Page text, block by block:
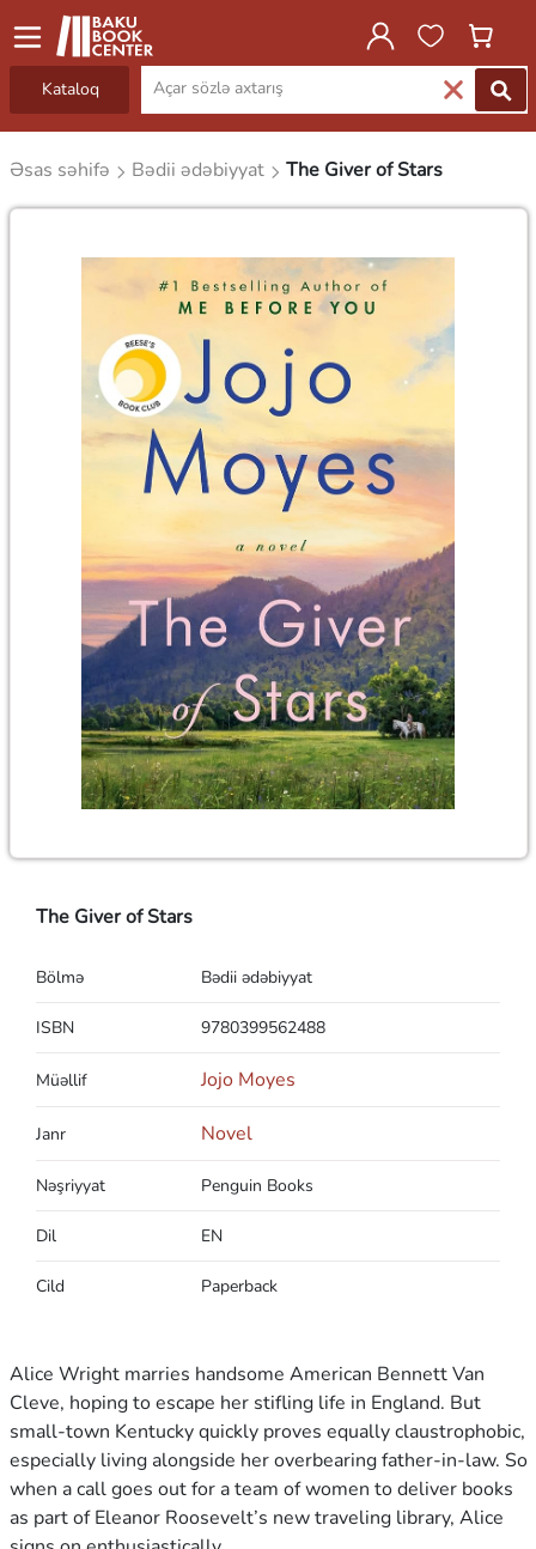
Kataloq
Əsas səhifə Bədii ədəbiyyat The Giver of Stars
The Giver of Stars
Bölmə Bədii ədəbiyyat
ISBN 9780399562488
Müəllif Jojo Moyes
Janr Novel
Nəşriyyat Penguin Books
Dil EN
Cild Paperback
Alice Wright marries handsome American Bennett Van
Cleve, hoping to escape her stifling life in England. But
small-town Kentucky quickly proves equally claustrophobic,
especially living alongside her overbearing father-in-law. So
when a call goes out for a team of women to deliver books
as part of Eleanor Roosevelt’s new traveling library, Alice